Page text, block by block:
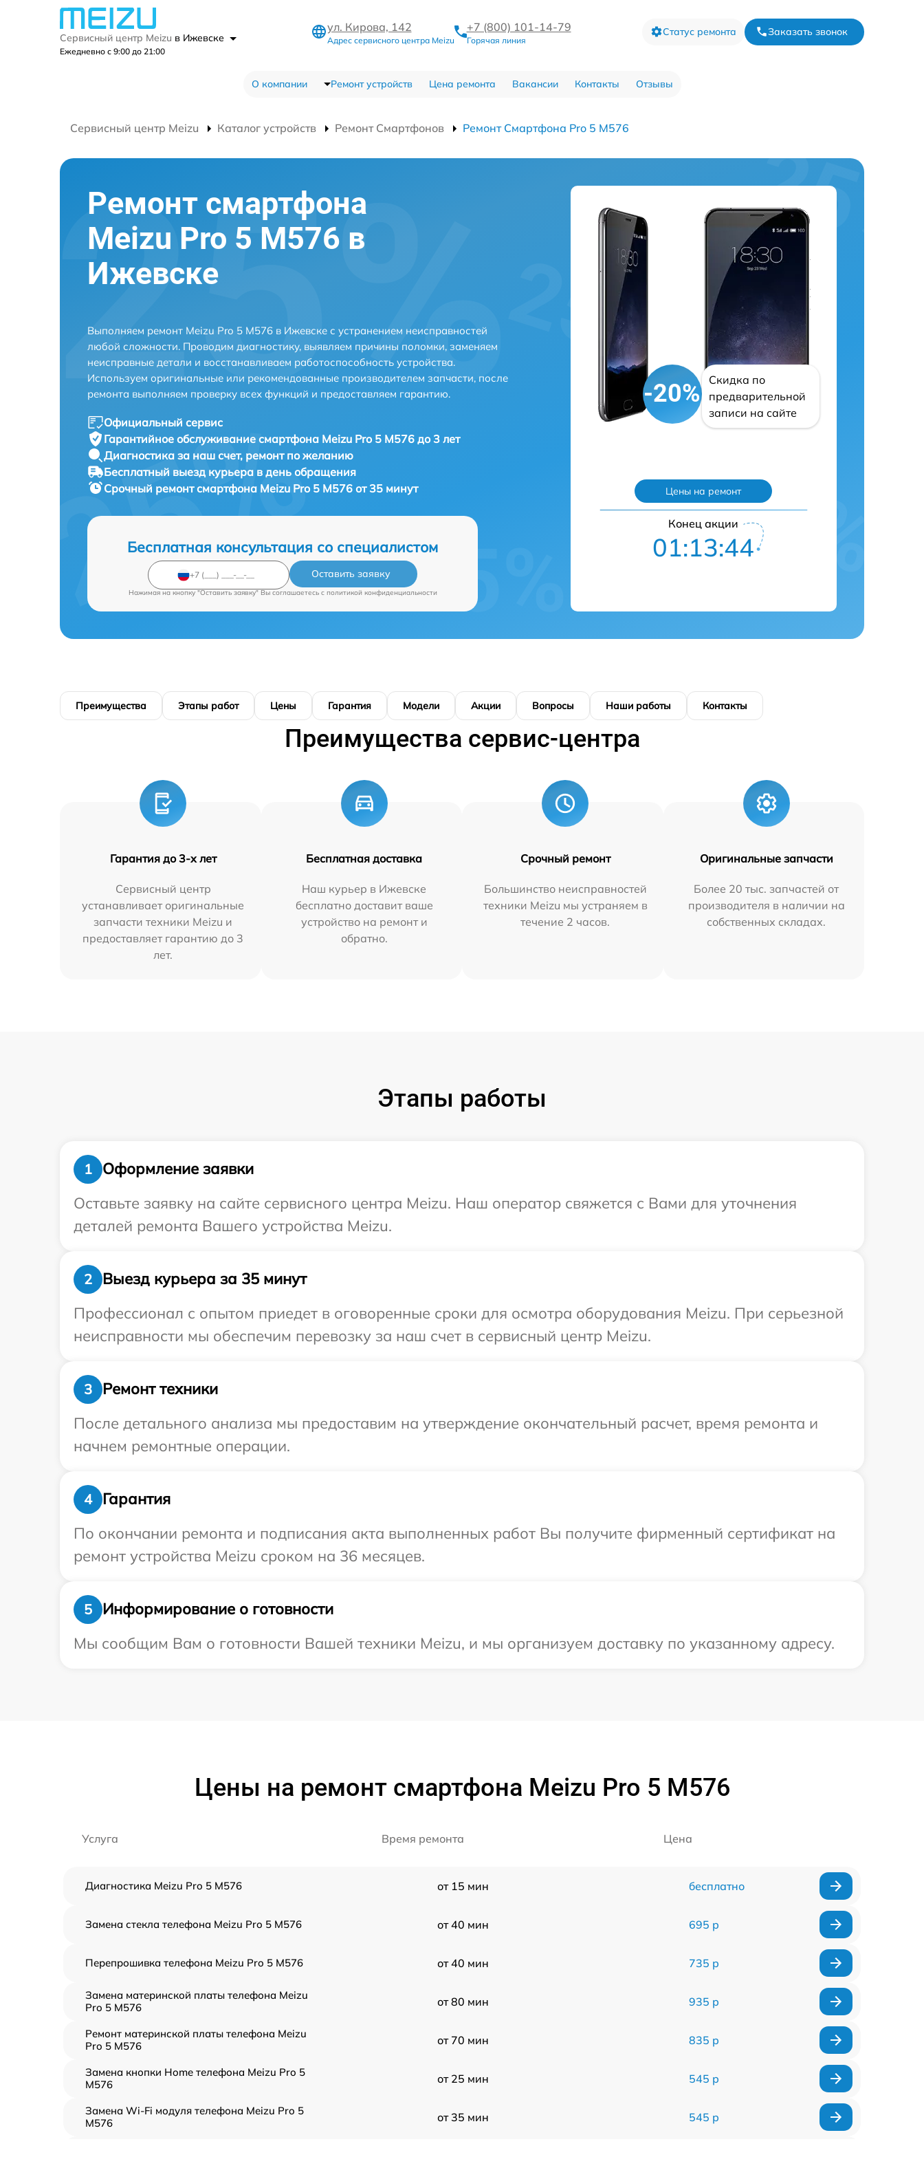
Сервисный центр Meizu в Ижевске
Ежедневно с 9:00 до 21:00
ул. Кирова, 142
Адрес сервисного центра Meizu
+7 (800) 101-14-79
Горячая линия
Статус ремонта Заказать звонок
О компании Ремонт устройств Цена ремонта Вакансии Контакты Отзывы
Сервисный центр Meizu Каталог устройств Ремонт Смартфонов Ремонт Смартфона Pro 5 M576
Ремонт смартфона
Meizu Pro 5 M576 в
Ижевске
Выполняем ремонт Meizu Pro 5 M576 в Ижевске с устранением неисправностей
любой сложности. Проводим диагностику, выявляем причины поломки, заменяем
неисправные детали и восстанавливаем работоспособность устройства.
Используем оригинальные или рекомендованные производителем запчасти, после
ремонта выполняем проверку всех функций и предоставляем гарантию.
Официальный сервис
Гарантийное обслуживание смартфона Meizu Pro 5 M576 до 3 лет
Диагностика за наш счет, ремонт по желанию
Бесплатный выезд курьера в день обращения
Срочный ремонтсмартфона Meizu Pro 5 M576 от 35 минут
Бесплатная консультация со специалистом
Оставить заявку
Нажимая на кнопку "Оставить заявку" Вы соглашаетесь c политикой конфиденциальности
-20%
Скидка по
предварительной
записи на сайте
Цены на ремонт
Конец акции
01:13:43
Преимущества Этапы работ Цены Гарантия Модели Акции Вопросы Наши работы Контакты
Преимущества сервис-центра
Гарантия до 3-х лет
Сервисный центр
устанавливает оригинальные
запчасти техники Meizu и
предоставляет гарантию до 3
лет.
Бесплатная доставка
Наш курьер в Ижевске
бесплатно доставит ваше
устройство на ремонт и
обратно.
Срочный ремонт
Большинство неисправностей
техники Meizu мы устраняем в
течение 2 часов.
Оригинальные запчасти
Более 20 тыс. запчастей от
производителя в наличии на
собственных складах.
Этапы работы
1
Оформление заявки
Оставьте заявку на сайте сервисного центра Meizu. Наш оператор свяжется с Вами для уточнения
деталей ремонта Вашего устройства Meizu.
2
Выезд курьера за 35 минут
Профессионал с опытом приедет в оговоренные сроки для осмотра оборудования Meizu. При серьезной
неисправности мы обеспечим перевозку за наш счет в сервисный центр Meizu.
3
Ремонт техники
После детального анализа мы предоставим на утверждение окончательный расчет, время ремонта и
начнем ремонтные операции.
4
Гарантия
По окончании ремонта и подписания акта выполненных работ Вы получите фирменный сертификат на
ремонт устройства Meizu сроком на 36 месяцев.
5
Информирование о готовности
Мы сообщим Вам о готовности Вашей техники Meizu, и мы организуем доставку по указанному адресу.
Цены на ремонт смартфона Meizu Pro 5 M576
Услуга Время ремонта Цена
Диагностика Meizu Pro 5 M576 от 15 мин бесплатно
Замена стекла телефона Meizu Pro 5 M576 от 40 мин 695 р
Перепрошивка телефона Meizu Pro 5 M576 от 40 мин 735 р
Замена материнской платы телефона Meizu
Pro 5 M576
от 80 мин 935 р
Ремонт материнской платы телефона Meizu
Pro 5 M576
от 70 мин 835 р
Замена кнопки Home телефона Meizu Pro 5
M576
от 25 мин 545 р
Замена Wi-Fi модуля телефона Meizu Pro 5
M576
от 35 мин 545 р